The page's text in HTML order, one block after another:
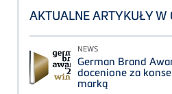
AKTUALNE ARTYKUŁY W
NEWS
German Brand
docenione za
marką